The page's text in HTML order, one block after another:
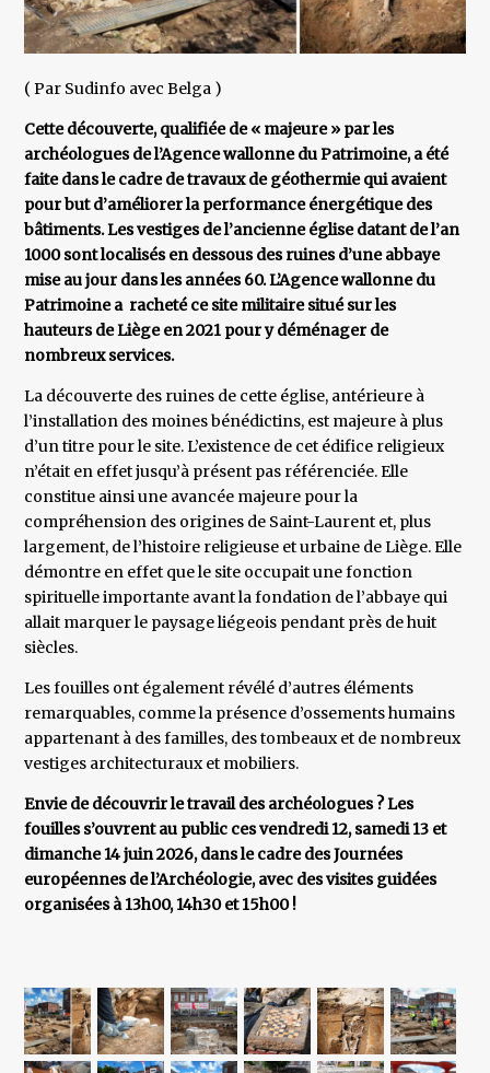
( Par Sudinfo avec Belga )
Cette découverte, qualifiée de « majeure » par les
archéologues de l’Agence wallonne du Patrimoine, a été
faite dans le cadre de travaux de géothermie qui avaient
pour but d’améliorer la performance énergétique des
bâtiments. Les vestiges de l’ancienne église datant de l’an
1000 sont localisés en dessous des ruines d’une abbaye
mise au jour dans les années 60. L’Agence wallonne du
Patrimoine a racheté ce site militaire situé sur les
hauteurs de Liège en 2021 pour y déménager de
nombreux services.
La découverte des ruines de cette église, antérieure à
l’installation des moines bénédictins, est majeure à plus
d’un titre pour le site. L’existence de cet édifice religieux
n’était en effet jusqu’à présent pas référenciée. Elle
constitue ainsi une avancée majeure pour la
compréhension des origines de Saint-Laurent et, plus
largement, de l’histoire religieuse et urbaine de Liège. Elle
démontre en effet que le site occupait une fonction
spirituelle importante avant la fondation de l’abbaye qui
allait marquer le paysage liégeois pendant près de huit
siècles.
Les fouilles ont également révélé d’autres éléments
remarquables, comme la présence d’ossements humains
appartenant à des familles, des tombeaux et de nombreux
vestiges architecturaux et mobiliers.
Envie de découvrir le travail des archéologues ? Les
fouilles s’ouvrent au public ces vendredi 12, samedi 13 et
dimanche 14 juin 2026, dans le cadre des Journées
européennes de l’Archéologie, avec des visites guidées
organisées à 13h00, 14h30 et 15h00 !